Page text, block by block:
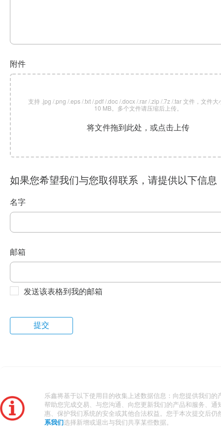
附件
支持 .jpg /.png /.eps /.txt /.pdf /.doc /.docx /.rar /.zip /.7z /.tar 文件，文件大
10 MB。多个文件请压缩后上传。
将文件拖到此处，或点击上传
如果您希望我们与您取得联系，请提供以下信息
名字
邮箱
发送该表格到我的邮箱
乐鑫将基于以下使用目的收集上述数据信息：向您提供我们的
帮助您完成交易、与您沟通、向您更新我们的产品和服务、通
惠、保护我们系统的安全或其他合法权益。您于本次提交后仍
系我们 选择新增或退出与我们共享某些数据。